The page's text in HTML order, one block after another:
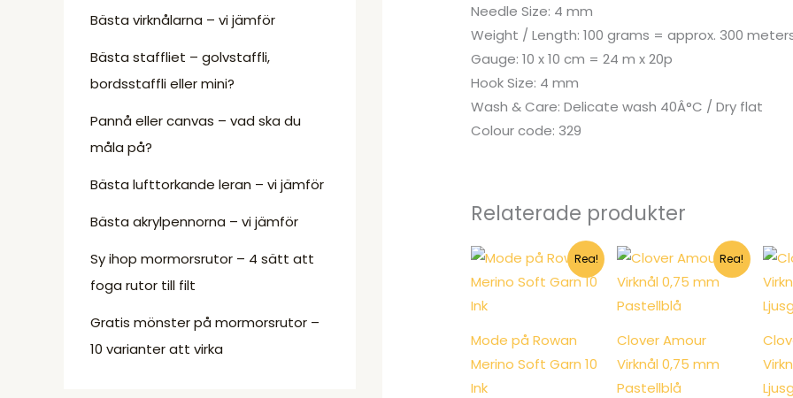
Bästa virknålarna – vi jämför
Bästa staffliet – golvstaffli,
bordsstaffli eller mini?
Pannå eller canvas – vad ska du
måla på?
Bästa lufttorkande leran – vi jämför
Bästa akrylpennorna – vi jämför
Sy ihop mormorsrutor – 4 sätt att
foga rutor till filt
Gratis mönster på mormorsrutor –
10 varianter att virka
Needle Size: 4 mm
Weight / Length: 100 grams = approx. 300
Gauge: 10 x 10 cm = 24 m x 20p
Hook Size: 4 mm
Wash & Care: Delicate wash 40Â°C / Dry flat
Colour code: 329
Relaterade produkter
Rea!
Mode på Rowan
Merino Soft Garn 10
Ink
Rea!
Clover Amour
Virknål 0,75 mm
Pastellblå